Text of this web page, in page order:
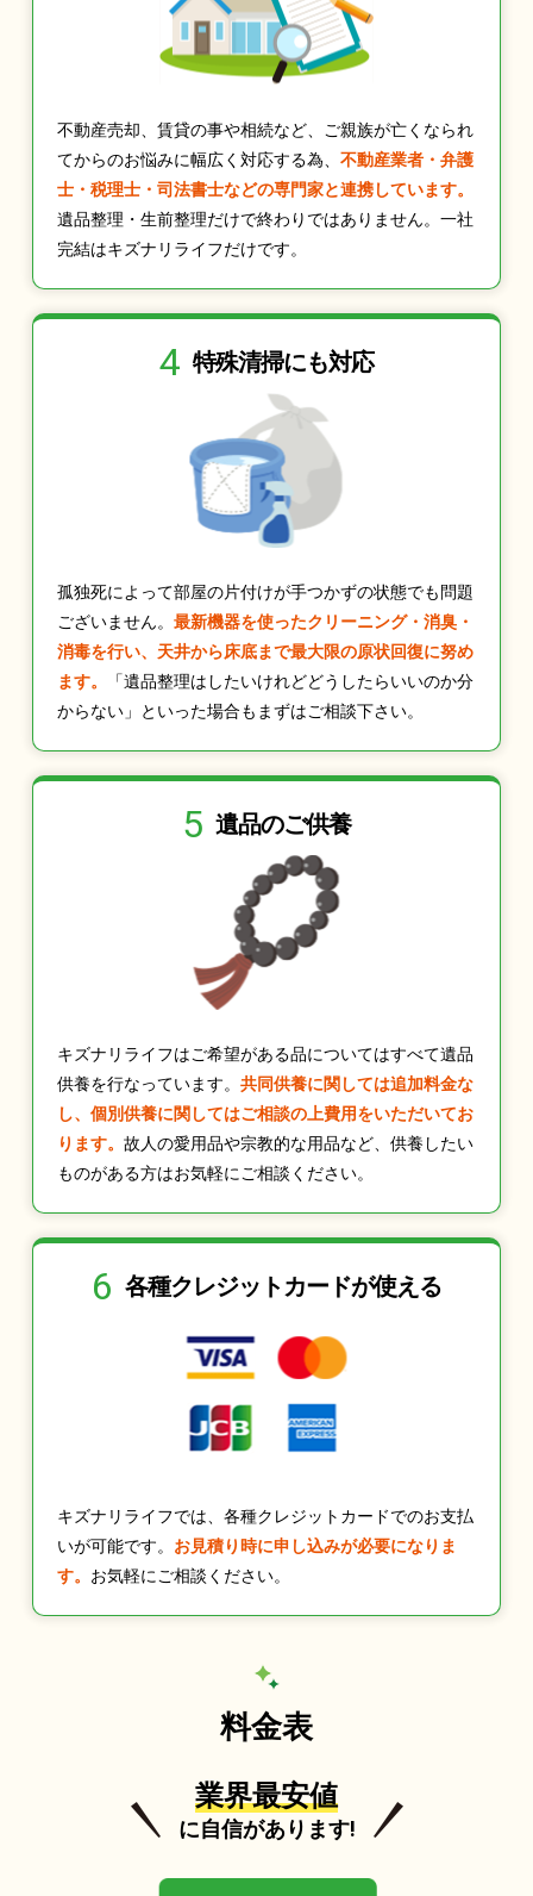
不動産売却、賃貸の事や相続など、ご親族が亡くなられ
てからのお悩みに幅広く対応する為、 不動産業者・弁護
士・税理士・司法書士などの専門家と連携しています。
遺品整理・生前整理だけで終わりではありません。一社
完結はキズナリライフだけです。
4 特殊清掃にも対応
孤独死によって部屋の片付けが手つかずの状態でも問題
ございません。 最新機器を使ったクリーニング・消臭・
消毒を行い、天井から床底まで最大限の原状回復に努め
ます。
「遺品整理はしたいけれどどうしたらいいのか分
からない」といった場合もまずはご相談下さい。
5 遺品のご供養
キズナリライフはご希望がある品についてはすべて遺品
供養を行なっています。 共同供養に関しては追加料金な
し、個別供養に関してはご相談の上費用をいただいてお
ります。 故人の愛用品や宗教的な用品など、供養したい
ものがある方はお気軽にご相談ください。
6 各種クレジットカードが使える
キズナリライフでは、各種クレジットカードでのお支払
いが可能です。 お見積り時に申し込みが必要になりま
す。 お気軽にご相談ください。
料金表
業界最安値
に自信があります!